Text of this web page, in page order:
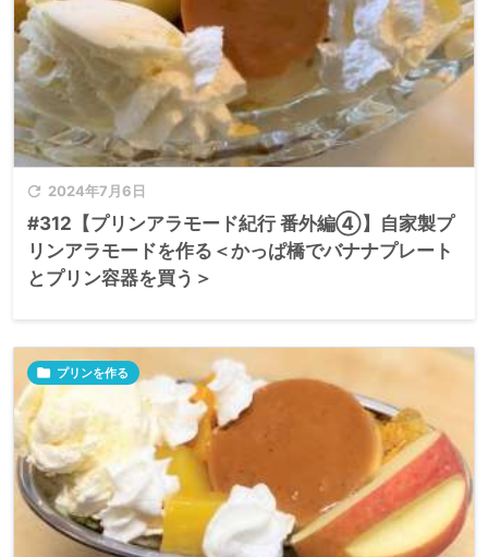
 2024年7月6日
#312【プリンアラモード紀行 番外編④】自家製プ
リンアラモードを作る＜かっぱ橋でバナナプレート
とプリン容器を買う＞
 プリンを作る